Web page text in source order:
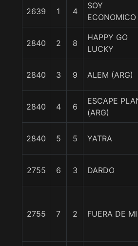
2639 1 4
SOY
ECONOMICO
2840 2 8
HAPPY GO
LUCKY
2840 3 9 ALEM (ARG)
2840 4 6
ESCAPE
(ARG)
2840 5 5 YATRA
2755 6 3 DARDO
2755 7 2 FUERA DE MI